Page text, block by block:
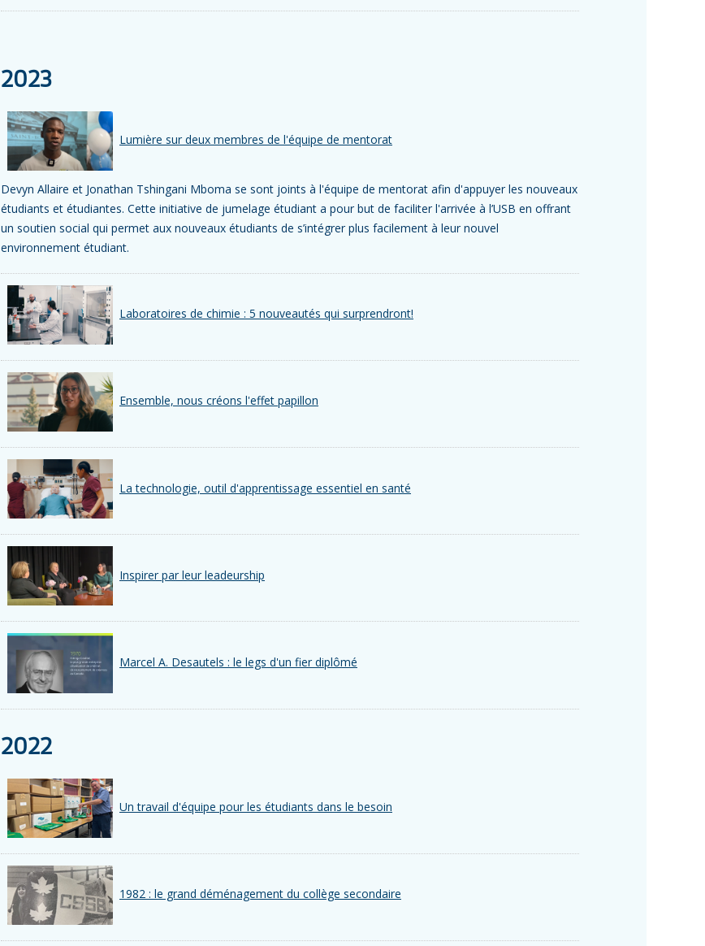
2023
Lumière sur deux membres de l'équipe de mentorat
Devyn Allaire et Jonathan Tshingani Mboma se sont joints à l'équipe de mentorat afin d'appuyer les nouveaux
étudiants et étudiantes. Cette initiative de jumelage étudiant a pour but de faciliter l'arrivée à l’USB en offrant
un soutien social qui permet aux nouveaux étudiants de s’intégrer plus facilement à leur nouvel
environnement étudiant.
Laboratoires de chimie : 5 nouveautés qui surprendront!
Ensemble, nous créons l'effet papillon
La technologie, outil d'apprentissage essentiel en santé
Inspirer par leur leadeurship
Marcel A. Desautels : le legs d'un fier diplômé
2022
Un travail d'équipe pour les étudiants dans le besoin
1982 : le grand déménagement du collège secondaire